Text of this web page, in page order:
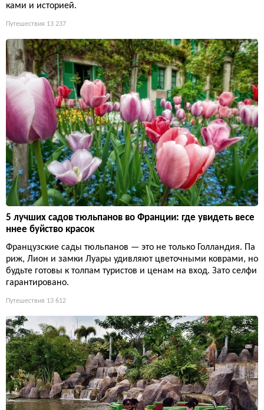
ками и историей.
Путешествия 13 237
5 лучших садов тюльпанов во Франции: где увидеть весе
ннее буйство красок
Французские сады тюльпанов — это не только Голландия. Па
риж, Лион и замки Луары удивляют цветочными коврами, но
будьте готовы к толпам туристов и ценам на вход. Зато селфи
гарантировано.
Путешествия 13 612